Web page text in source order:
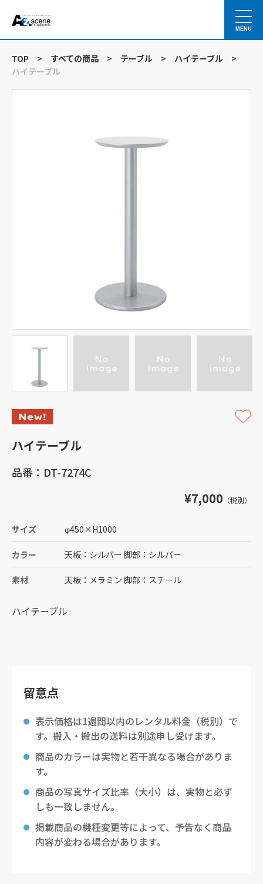
MENU
TOP > すべての商品 > テーブル > ハイテーブル
>
ハイテーブル
ハイテーブル
品番：DT-7274C
¥7,000 （税別）
サイズ φ450×H1000
カラー 天板：シルバー 脚部：シルバー
素材 天板：メラミン 脚部：スチール
ハイテーブル
留意点
表示価格は1週間以内のレンタル料金（税別）で
す。搬入・搬出の送料は別途申し受けます。
商品のカラーは実物と若干異なる場合がありま
す。
商品の写真サイズ比率（大小）は、実物と必ず
しも一致しません。
掲載商品の機種変更等によって、予告なく商品
内容が変わる場合があります。